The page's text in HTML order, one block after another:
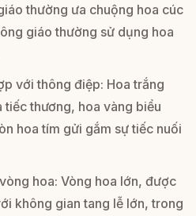
thường ưa chuộng hoa cúc
giáo thường sử dụng hoa
với thông điệp: Hoa trắng
tiếc thương, hoa vàng biểu
hoa tím gửi gắm sự tiếc nuối
hoa: Vòng hoa lớn, được
không gian tang lễ lớn, trong